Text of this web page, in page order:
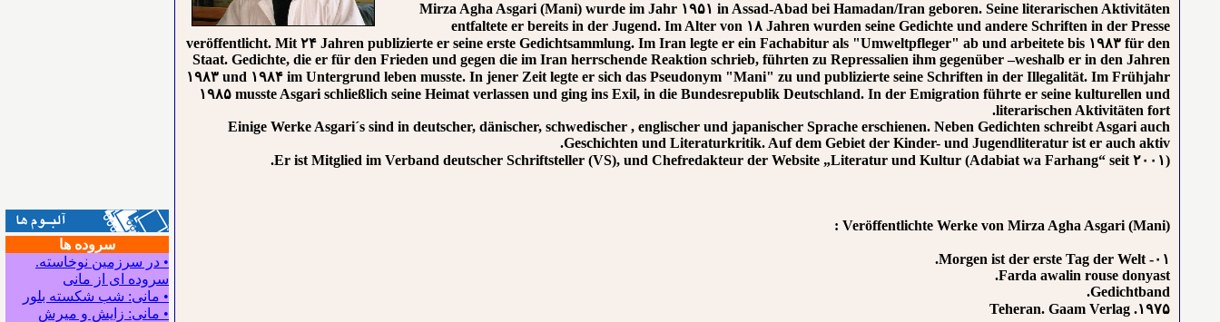
سروده ها
• در سرزمین نوخاسته.
سروده ای از مانی
• مانی: شب شکسته بلور
• مانی: زایش و میرش
Mirza Agha Asgari (Mani) wurde im Jahr ۱۹۵۱ in Assad-Abad bei Hamadan/Iran geboren. Seine literarischen Aktivitäten
entfaltete er bereits in der Jugend. Im Alter von ۱۸ Jahren wurden seine Gedichte und andere Schriften in der Presse
veröffentlicht. Mit ۲۴ Jahren publizierte er seine erste Gedichtsammlung. Im Iran legte er ein Fachabitur als "Umweltpfleger" ab und arbeitete bis ۱۹۸۳ für den
Staat. Gedichte, die er für den Frieden und gegen die im Iran herrschende Reaktion schrieb, führten zu Repressalien ihm gegenüber –weshalb er in den Jahren
۱۹۸۳ und ۱۹۸۴ im Untergrund leben musste. In jener Zeit legte er sich das Pseudonym "Mani" zu und publizierte seine Schriften in der Illegalität. Im Frühjahr
۱۹۸۵ musste Asgari schließlich seine Heimat verlassen und ging ins Exil, in die Bundesrepublik Deutschland. In der Emigration führte er seine kulturellen und
literarischen Aktivitäten fort.
Einige Werke Asgari´s sind in deutscher, dänischer, schwedischer , englischer und japanischer Sprache erschienen. Neben Gedichten schreibt Asgari auch
Geschichten und Literaturkritik. Auf dem Gebiet der Kinder- und Jugendliteratur ist er auch aktiv.
Er ist Mitglied im Verband deutscher Schriftsteller (VS), und Chefredakteur der Website „Literatur und Kultur (Adabiat wa Farhang“ seit ۲۰۰۱).
Veröffentlichte Werke von Mirza Agha Asgari (Mani) :
۰۱- Morgen ist der erste Tag der Welt.
Farda awalin rouse donyast.
Gedichtband.
۱۹۷۵. Teheran. Gaam Verlag